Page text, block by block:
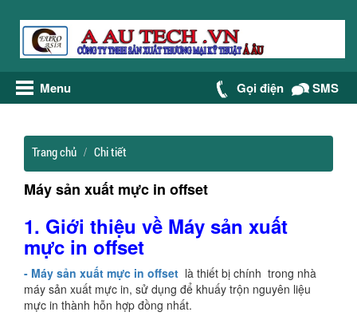
Menu Gọi điện SMS
Trang chủ Chi tiết
Máy sản xuất mực in offset
1. Giới thiệu về Máy sản xuất
mực in offset
- Máy sản xuất mực in offset là thiết bị chính trong nhà
máy sản xuất mực in, sử dụng để khuấy trộn nguyên liệu
mực in thành hỗn hợp đồng nhất.